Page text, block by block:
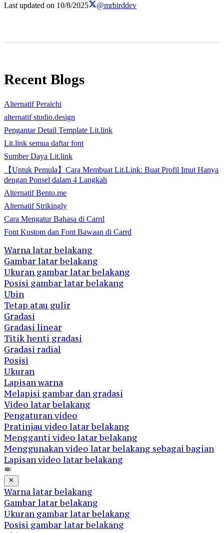
Last updated on 10/8/2025 @mrbirddev
Recent Blogs
Alternatif Peraichi
alternatif studio.design
Pengantar Detail Template Lit.link
Lit.link semua daftar font
Sumber Daya Lit.link
【Untuk Pemula】Cara Membuat Lit.Link: Buat Profil Imut Hanya
dengan Ponsel dalam 4 Langkah
Alternatif Bento.me
Alternatif Strikingly
Cara Mengatur Bahasa di Carrd
Font Kustom dan Font Bawaan di Carrd
Warna latar belakang
Gambar latar belakang
Ukuran gambar latar belakang
Posisi gambar latar belakang
Ubin
Tetap atau gulir
Gradasi
Gradasi linear
Titik henti gradasi
Gradasi radial
Posisi
Ukuran
Lapisan warna
Melapisi gambar dan gradasi
Video latar belakang
Pengaturan video
Pratinjau video latar belakang
Mengganti video latar belakang
Menggunakan video latar belakang sebagai bagian
Lapisan video latar belakang
Warna latar belakang
Gambar latar belakang
Ukuran gambar latar belakang
Posisi gambar latar belakang